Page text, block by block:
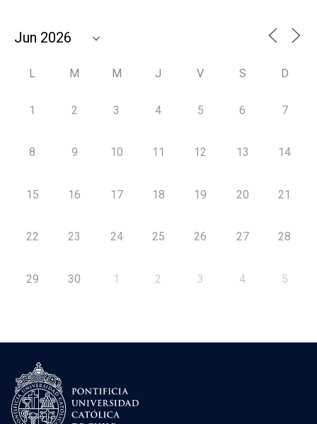
L M M J V S D
1 2 3 4 5 6 7
8 9 10 11 12 13 14
15 16 17 18 19 20 21
22 23 24 25 26 27 28
29 30 1 2 3 4 5